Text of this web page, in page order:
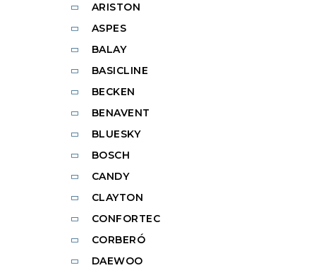
ARISTON
ASPES
BALAY
BASICLINE
BECKEN
BENAVENT
BLUESKY
BOSCH
CANDY
CLAYTON
CONFORTEC
CORBERÓ
DAEWOO